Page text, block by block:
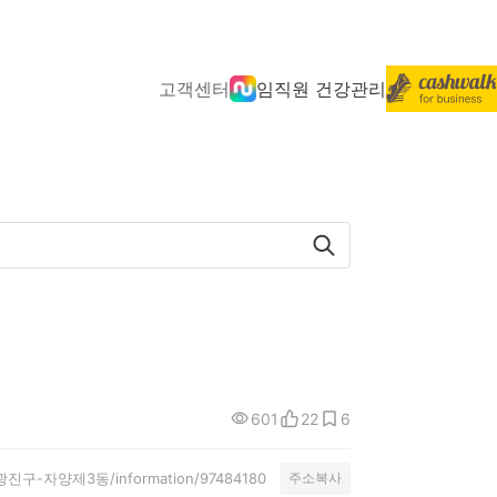
고객센터 임직원 건강관리
601 22 6
구-자양제3동/information/97484180 주소복사